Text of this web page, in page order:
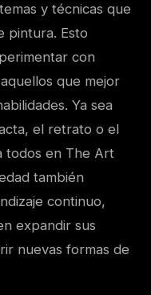
y técnicas que
pintura. Esto
con
que mejor
Ya sea
el retrato o el
todos en The Art
también
continuo,
expandir sus
nuevas formas de